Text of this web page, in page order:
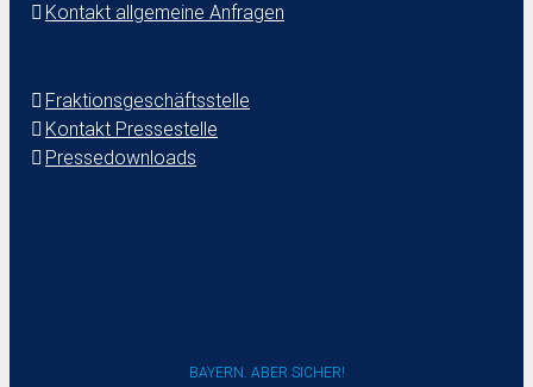
Kontakt allgemeine Anfragen
Fraktionsgeschäftsstelle
Kontakt Pressestelle
Pressedownloads
BAYERN. ABER SICHER!